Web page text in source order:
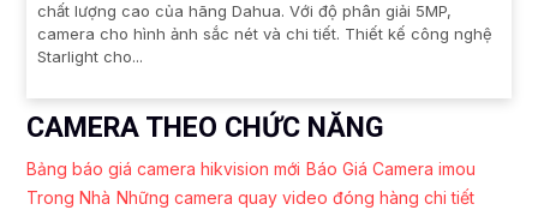
chất lượng cao của hãng Dahua. Với độ phân giải 5MP,
camera cho hình ảnh sắc nét và chi tiết. Thiết kế công nghệ
Starlight cho...
CAMERA THEO CHỨC NĂNG
Bảng báo giá camera hikvision mới Báo Giá Camera imou
Trong Nhà Những camera quay video đóng hàng chi tiết